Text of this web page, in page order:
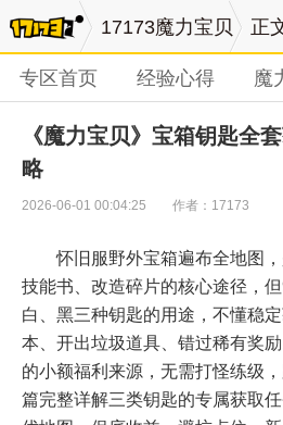
17173魔力宝贝 正
专区首页 经验心得 魔
《魔力宝贝》宝箱钥匙全
略
2026-06-01 00:04:25 作者：17173
怀旧服野外宝箱遍布全地图
技能书、改造碎片的核心途径，
白、黑三种钥匙的用途，不懂稳
本、开出垃圾道具、错过稀有奖
的小额福利来源，无需打怪练级
篇完整详解三类钥匙的专属获取